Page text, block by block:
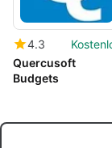
4.3
Quercusoft
Budgets